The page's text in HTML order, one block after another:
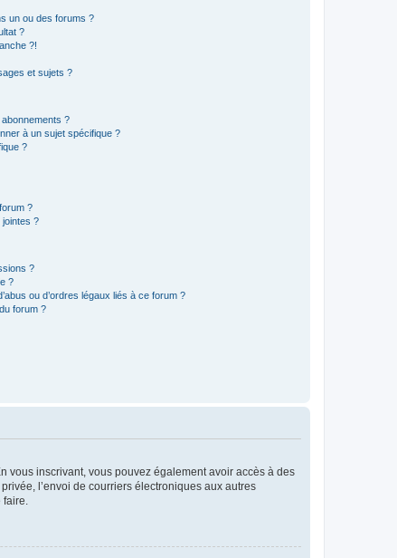
un ou des forums ?
?
?!
et sujets ?
?
à un sujet spécifique ?
?
?
?
?
?
ou d’ordres légaux liés à ce forum ?
forum ?
vous inscrivant, vous pouvez également avoir accès à des
l’envoi de courriers électroniques aux autres